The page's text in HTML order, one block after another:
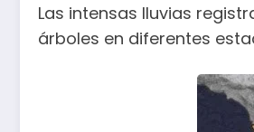
Las intensas lluvias
árboles en diferentes